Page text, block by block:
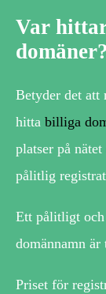
Var
domäner?
Betyder det att
hitta billiga
platser på
pålitlig
Ett pålitligt
domännamn
Priset för